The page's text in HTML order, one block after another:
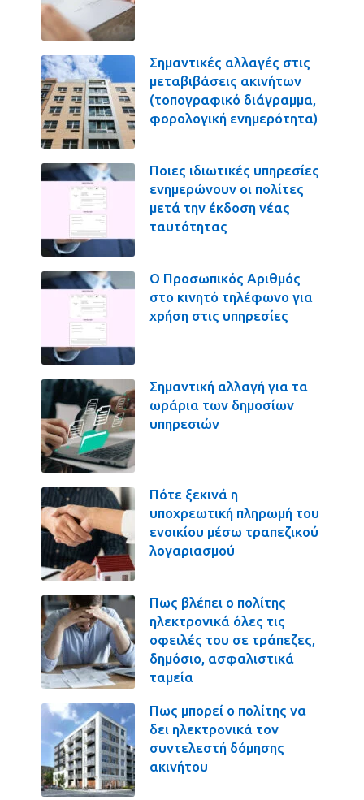
Σημαντικές αλλαγές στις
μεταβιβάσεις ακινήτων
(τοπογραφικό διάγραμμα,
φορολογική ενημερότητα)
Ποιες ιδιωτικές υπηρεσίες
ενημερώνουν οι πολίτες
μετά την έκδοση νέας
ταυτότητας
Ο Προσωπικός Αριθμός
στο κινητό τηλέφωνο για
χρήση στις υπηρεσίες
Σημαντική αλλαγή για τα
ωράρια των δημοσίων
υπηρεσιών
Πότε ξεκινά η
υποχρεωτική πληρωμή του
ενοικίου μέσω τραπεζικού
λογαριασμού
Πως βλέπει ο πολίτης
ηλεκτρονικά όλες τις
οφειλές του σε τράπεζες,
δημόσιο, ασφαλιστικά
ταμεία
Πως μπορεί ο πολίτης να
δει ηλεκτρονικά τον
συντελεστή δόμησης
ακινήτου